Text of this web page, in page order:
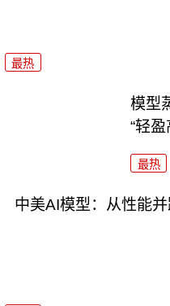
最热
模型
“轻盈
最热
中美AI模型：从性能